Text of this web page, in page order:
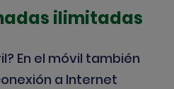
ilimitadas
En el móvil también
a Internet